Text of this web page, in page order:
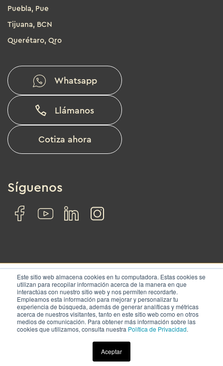
Este sitio web almacena cookies en tu computadora. Estas cookies se
utilizan para recopilar información acerca de la manera en que
interactúas con nuestro sitio web y nos permiten recordarte.
Empleamos esta información para mejorar y personalizar tu
experiencia de búsqueda, además de generar analíticas y métricas
acerca de nuestros visitantes, tanto en este sitio web como en otros
medios de comunicación. Para obtener más información sobre las
cookies que utilizamos, consulta nuestra Política de Privacidad.
Aceptar
Puebla, Pue
Tijuana, BCN
Querétaro, Qro
Whatsapp
Llámanos
Cotiza ahora
Síguenos
© IZA. All rights reserved.
NosotrosSolucionesUbicacionesContacto
Términos y condiciones| Aviso de privacidad